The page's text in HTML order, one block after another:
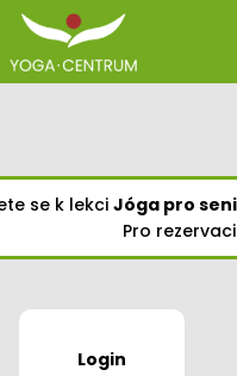
se k lekci Jóga pro
Pro
Login